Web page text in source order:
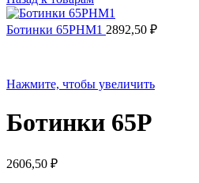
Ботинки 65РНМ1 2892,50 ₽
Нажмите, чтобы увеличить
Ботинки 65Р
2606,50 ₽